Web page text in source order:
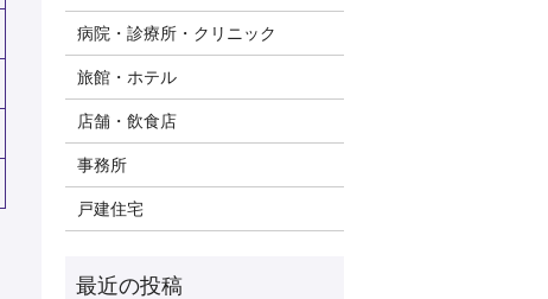
病院・診療所・クリニック
旅館・ホテル
店舗・飲食店
事務所
戸建住宅